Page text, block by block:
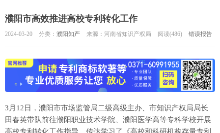
濮阳市高效推进高校专利转化工作
2024-03-20 分类： 濮阳知产 来源：河南省知识产权局 阅读(486) 错误报告
3月12日，濮阳市市场监管局二级高级主办、市知识产权局局长
田春英带队前往濮阳职业技术学院、濮阳医学高等专科学校开展